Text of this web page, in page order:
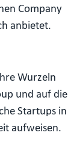
Company
anbietet.
Wurzeln
und auf die
Startups in
aufweisen.